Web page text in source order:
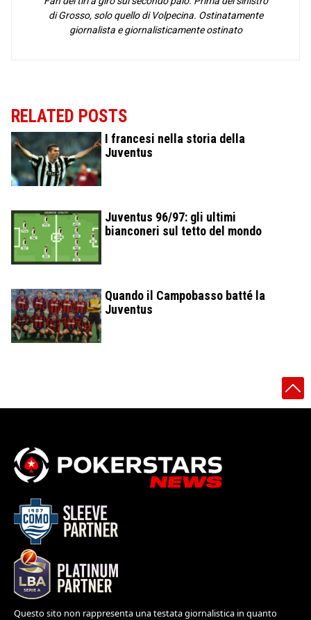
di Grosso, solo quello di Volpecina. Ostinatamente
giornalista e giornalisticamente ostinato
RELATED POSTS
I francesi nella storia della
Juventus
Juventus 96/97: gli ultimi
bianconeri sul tetto del mondo
Quando il Campobasso batté la
Juventus
Questo sito non rappresenta una testata giornalistica in quanto